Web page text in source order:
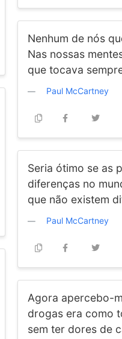
Nenhum de nós
Nas nossas
que tocava
Paul McCartney
Seria ótimo se as
diferenças no
que não existem
Paul McCartney
Agora apercebo-
drogas era como
sem ter dores de